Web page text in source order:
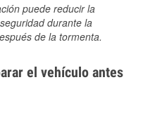
puede reducir la
durante la
de la tormenta.
el vehículo antes